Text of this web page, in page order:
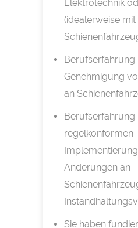
Elektrotechnik
(idealerweise
Berufserfahrung
Genehmigung
an
Berufserfahrung
regelkonformen
Änderungen an
Sie haben